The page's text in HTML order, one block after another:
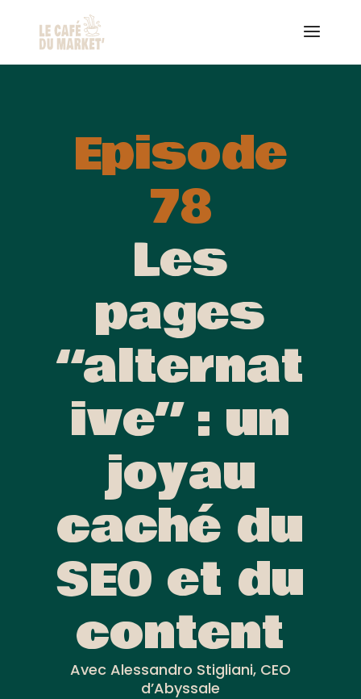
Episode
78
Les
pages
“alternat
ive” : un
joyau
caché du
SEO et du
content
Avec Alessandro Stigliani, CEO
d’Abyssale